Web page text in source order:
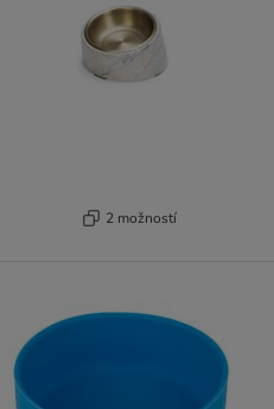
2 možností